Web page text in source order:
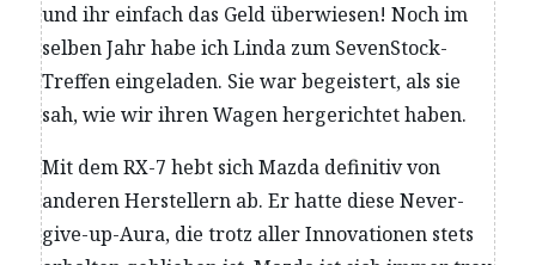
und ihr einfach das Geld überwiesen! Noch im
selben Jahr habe ich Linda zum SevenStock-
Treffen eingeladen. Sie war begeistert, als sie
sah, wie wir ihren Wagen hergerichtet haben.
Mit dem RX-7 hebt sich Mazda definitiv von
anderen Herstellern ab. Er hatte diese Never-
give-up-Aura, die trotz aller Innovationen stets